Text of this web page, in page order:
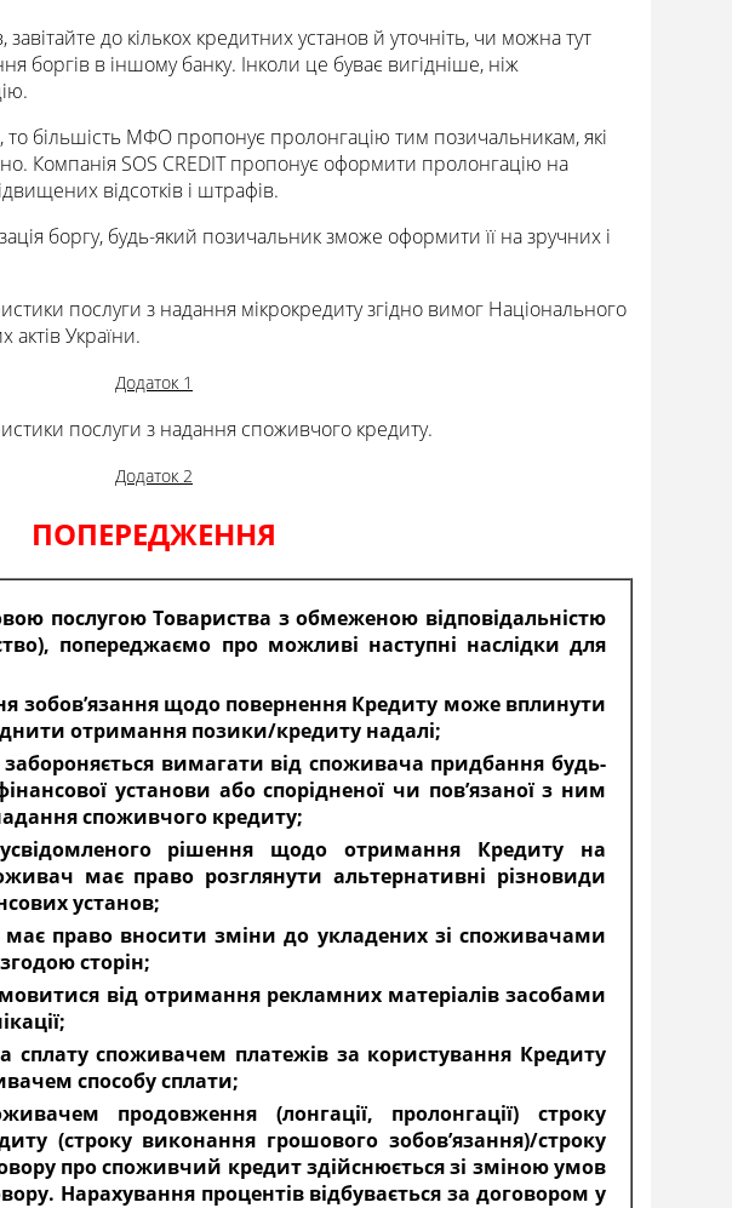
до кількох кредитних установ й уточніть, чи можна тут
боргів в іншому банку. Інколи це буває вигідніше, ніж
більшість МФО пропонує пролонгацію тим позичальникам, які
Компанія SOS CREDIT пропонує оформити пролонгацію на
відсотків і штрафів.
боргу, будь-який позичальник зможе оформити її на зручних і
послуги з надання мікрокредиту згідно вимог Національного
актів України.
Додаток 1
послуги з надання споживчого кредиту.
Додаток 2
ПОПЕРЕДЖЕННЯ
послугою Товариства з обмеженою відповідальністю
попереджаємо про можливі наступні наслідки для
зобов’язання щодо повернення Кредиту може вплинути
отримання позики/кредиту надалі;
забороняється вимагати від споживача придбання будь-
установи або спорідненої чи пов’язаної з ним
споживчого кредиту;
рішення щодо отримання Кредиту на
має право розглянути альтернативні різновиди
установ;
має право вносити зміни до укладених зі споживачами
сторін;
від отримання рекламних матеріалів засобами
споживачем платежів за користування Кредиту
способу сплати;
продовження (лонгації, пролонгації) строку
(строку виконання грошового зобов’язання)/строку
про споживчий кредит здійснюється зі зміною умов
Нарахування процентів відбувається за договором у